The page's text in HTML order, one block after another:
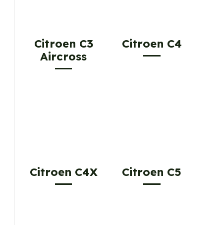
Citroen C3
Aircross
Citroen C4
Citroen C4X Citroen C5